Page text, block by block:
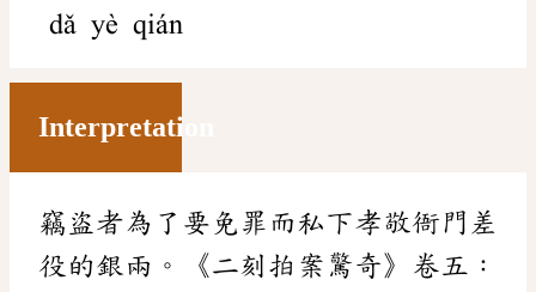
dǎ yè qián
Interpretation
竊盜者為了要免罪而私下孝敬衙門差
役的銀兩。《二刻拍案驚奇》卷五：